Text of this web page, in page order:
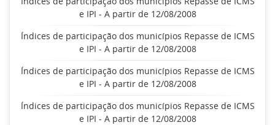
e IPI - A partir de 12/08/2008
Índices de participação dos municípios Repasse de ICMS
e IPI - A partir de 12/08/2008
Índices de participação dos municípios Repasse de ICMS
e IPI - A partir de 12/08/2008
Índices de participação dos municípios Repasse de ICMS
e IPI - A partir de 12/08/2008